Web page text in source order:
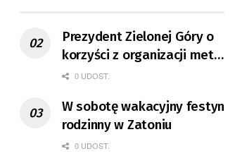
Prezydent Zielonej Góry o
korzyści z organizacji mety
Tour de Pologne
0 UDOST.
W sobotę wakacyjny festyn
rodzinny w Zatoniu
0 UDOST.